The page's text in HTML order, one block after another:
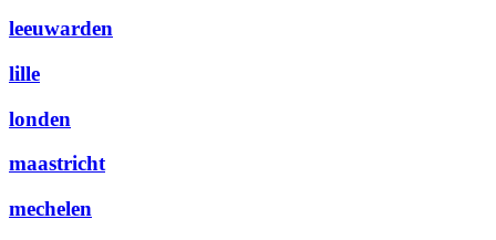
leeuwarden
lille
londen
maastricht
mechelen